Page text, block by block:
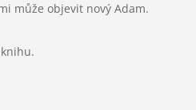
může objevit nový Adam.